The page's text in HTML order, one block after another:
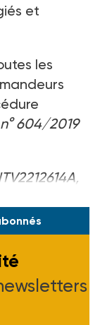
et
les
604/2019